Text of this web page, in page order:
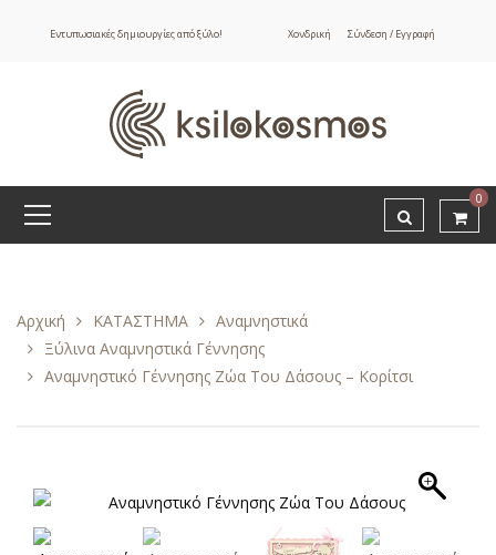
Εντυπωσιακές δημιουργίες από ξύλο! Χονδρική Σύνδεση / Εγγραφή
0
Αρχική ΚΑΤΑΣΤΗΜΑ
Αναμνηστικά
Ξύλινα Αναμνηστικά Γέννησης
Αναμνηστικό Γέννησης Ζώα Του Δάσους – Κορίτσι